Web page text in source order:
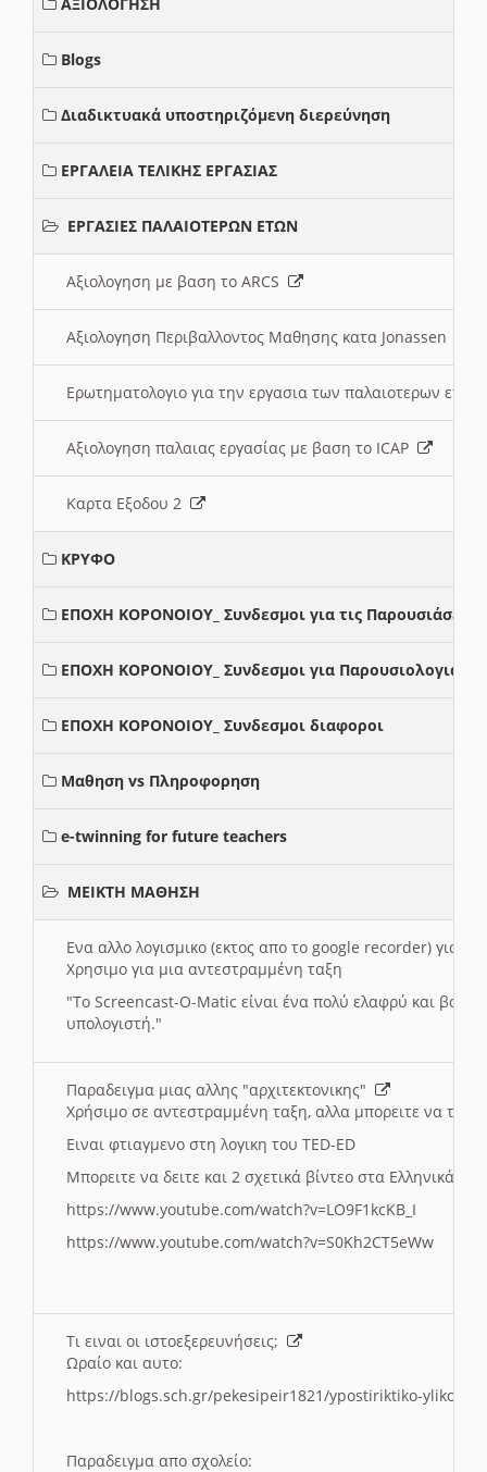
Blogs
Διαδικτυακά υποστηριζόμενη διερεύνηση
ΕΡΓΑΛΕΙΑ ΤΕΛΙΚΗΣ ΕΡΓΑΣΙΑΣ
ΕΡΓΑΣΙΕΣ ΠΑΛΑΙΟΤΕΡΩΝ ΕΤΩΝ
Αξιολογηση με βαση το ARCS
Αξιολογηση Περιβαλλοντος Μαθησης κατα Jonassen
Ερωτηματολογιο για την εργασια των παλαιοτερων
Αξιολογηση παλαιας εργασίας με βαση το ICAP
Καρτα Εξοδου 2
ΚΡΥΦΟ
ΕΠΟΧΗ ΚΟΡΟΝΟΙΟΥ_ Συνδεσμοι για τις Παρουσιάσεις
ΕΠΟΧΗ ΚΟΡΟΝΟΙΟΥ_ Συνδεσμοι για Παρουσιολογια
ΕΠΟΧΗ ΚΟΡΟΝΟΙΟΥ_ Συνδεσμοι διαφοροι
Μαθηση vs Πληροφορηση
e-twinning for future teachers
ΜΕΙΚΤΗ ΜΑΘΗΣΗ
Ενα αλλο λογισμικο (εκτος απο το google recorder) για
Χρησιμο για μια αντεστραμμένη ταξη
"To Screencast-O-Matic είναι ένα πολύ ελαφρύ και
υπολογιστή."
Παραδειγμα μιας αλλης "αρχιτεκτονικης"
Χρήσιμο σε αντεστραμμένη ταξη, αλλα μπορειτε να το
Ειναι φτιαγμενο στη λογικη του TED-ED
Μπορειτε να δειτε και 2 σχετικά βίντεο στα Ελληνικά:
https://www.youtube.com/watch?v=LO9F1kcKB_I
https://www.youtube.com/watch?v=S0Kh2CT5eWw
Τι ειναι οι ιστοεξερευνήσεις;
Ωραίο και αυτο:
https://blogs.sch.gr/pekesipeir1821/ypostiriktiko-yliko/
Παραδειγμα απο σχολείο: